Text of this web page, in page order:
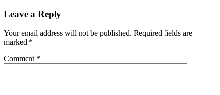
Leave a Reply
Your email address will not be published. Required fields are
marked *
Comment *